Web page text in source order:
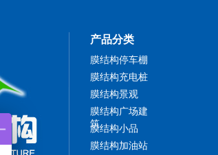
产品分类
膜结构停车棚
膜结构充电桩
膜结构景观
膜结构广场建
筑
膜结构小品
膜结构加油站